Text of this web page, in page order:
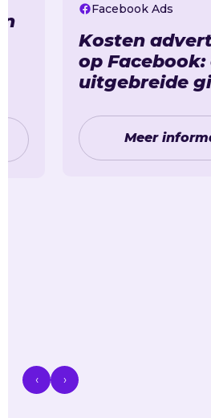
Facebook Ads
Kosten
op Facebook:
uitgebreide
Meer
‹ ›